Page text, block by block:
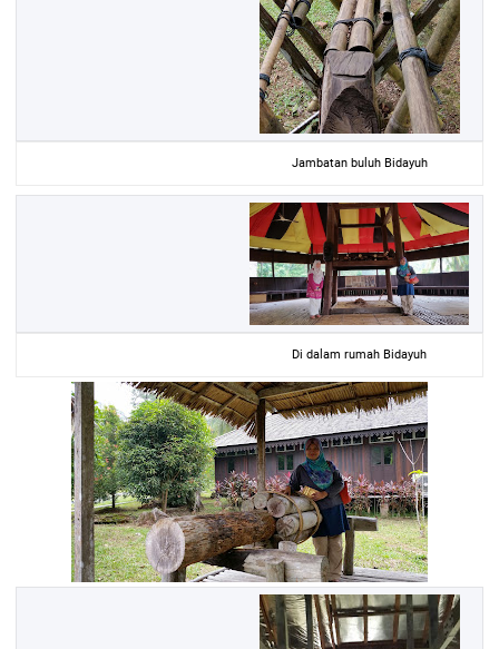
Jambatan buluh Bidayuh
Di dalam rumah Bidayuh